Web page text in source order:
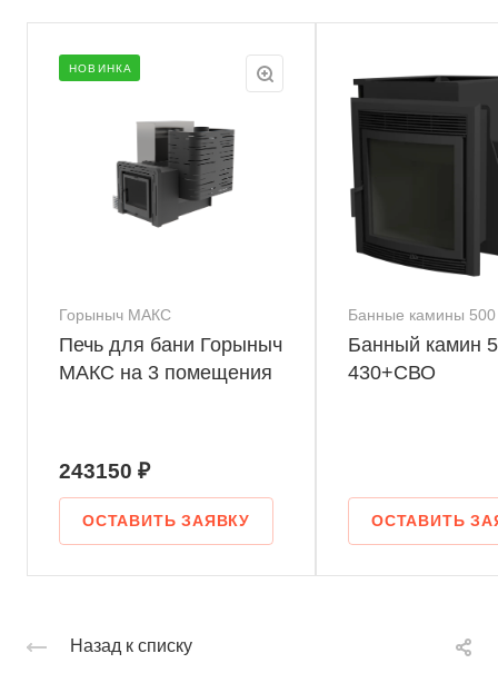
НОВИНКА
Горыныч МАКС
Печь для бани Горыныч
МАКС на 3 помещения
243150 ₽
ОСТАВИТЬ ЗАЯВКУ
Банные камины 500
Банный камин
430+СВО
ОСТАВИТЬ
Назад к списку